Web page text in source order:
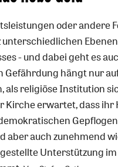
oder andere
unterschiedlichen
- und dabei geht es
Gefährdung hängt nur
als religiöse Institution
Kirche erwartet, dass ihr
aber auch zunehmend
Unterstützung